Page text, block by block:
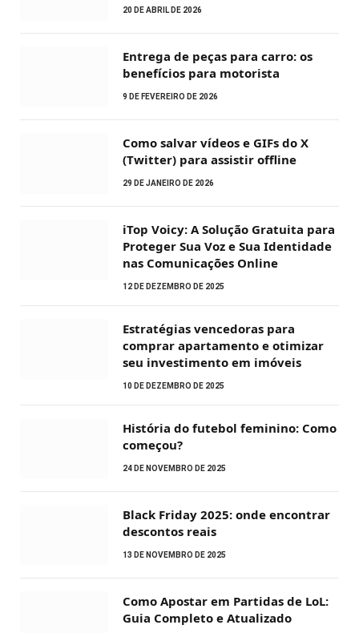
20 DE ABRIL DE 2026
Entrega de peças para carro: os
benefícios para motorista
9 DE FEVEREIRO DE 2026
Como salvar vídeos e GIFs do X
(Twitter) para assistir offline
29 DE JANEIRO DE 2026
iTop Voicy: A Solução Gratuita para
Proteger Sua Voz e Sua Identidade
nas Comunicações Online
12 DE DEZEMBRO DE 2025
Estratégias vencedoras para
comprar apartamento e otimizar
seu investimento em imóveis
10 DE DEZEMBRO DE 2025
História do futebol feminino: Como
começou?
24 DE NOVEMBRO DE 2025
Black Friday 2025: onde encontrar
descontos reais
13 DE NOVEMBRO DE 2025
Como Apostar em Partidas de LoL:
Guia Completo e Atualizado